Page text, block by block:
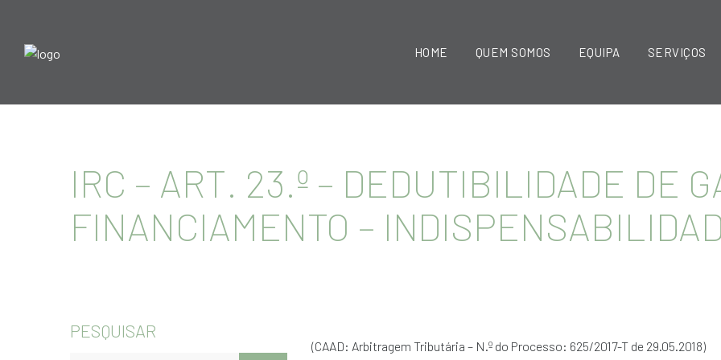
HOME QUEM SOMOS EQUIPA SERVIÇOS
IRC – ART. 23.º – DEDUTIBILIDADE DE
FINANCIAMENTO –
(CAAD: Arbitragem Tributária – N.º do Processo: 625/2017-T de 29.05.2018)
PESQUISAR